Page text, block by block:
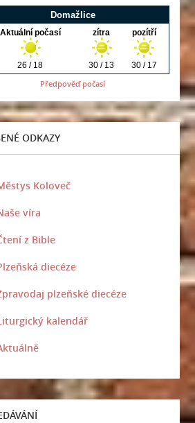
Předpověď počasí
ODKAZY
Koloveč
víra
z Bible
diecéze
plzeňské diecéze
kalendář